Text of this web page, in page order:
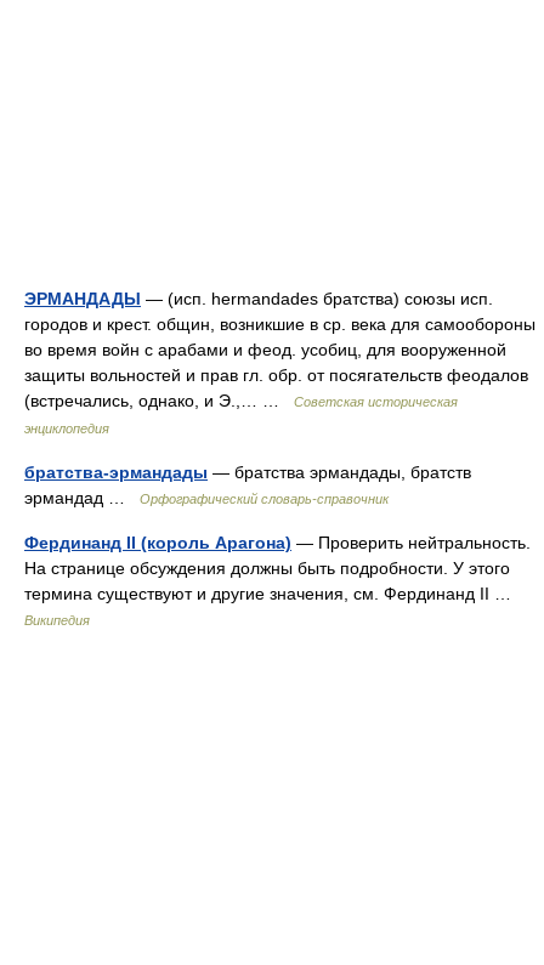
ЭРМАНДАДЫ — (исп. hermandades братства) союзы исп.
городов и крест. общин, возникшие в ср. века для самообороны
во время войн с арабами и феод. усобиц, для вооруженной
защиты вольностей и прав гл. обр. от посягательств феодалов
(встречались, однако, и Э.,… …
Советская историческая
энциклопедия
братства-эрмандады — братства эрмандады, братств
эрмандад …
Орфографический словарь-справочник
Фердинанд II (король Арагона) — Проверить нейтральность.
На странице обсуждения должны быть подробности. У этого
термина существуют и другие значения, см. Фердинанд II …
Википедия